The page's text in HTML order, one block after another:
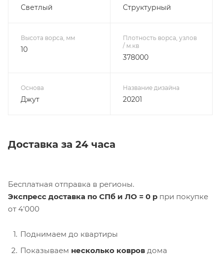
Светлый Структурный
Высота ворса, мм
10
Плотность ворса, узлов
/ м.кв
378000
Основа
Джут
Название дизайна
20201
Доставка за 24 часа
Бесплатная отправка в регионы.
Экспресс доставка по СПб и ЛО = 0 р при покупке
от 4'000
Поднимаем до квартиры
Показываем несколько ковров дома